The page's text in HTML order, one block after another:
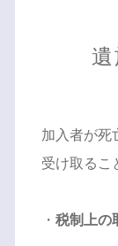
加入者が死
受け取るこ
・ 税制上の